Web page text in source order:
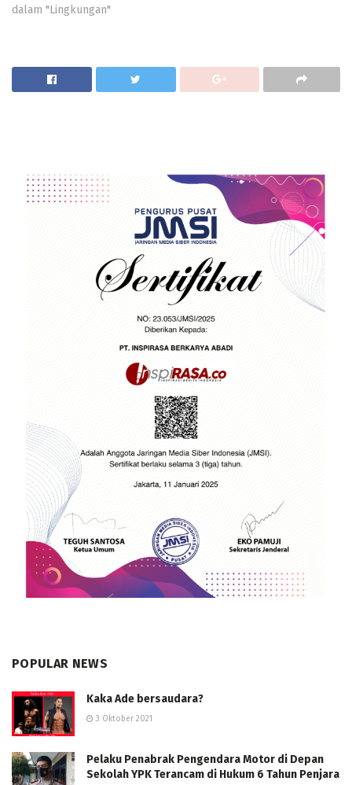
dalam "Lingkungan"
POPULAR NEWS
Kaka Ade bersaudara?
3 Oktober 2021
Pelaku Penabrak Pengendara Motor di Depan
Sekolah YPK Terancam di Hukum 6 Tahun Penjara